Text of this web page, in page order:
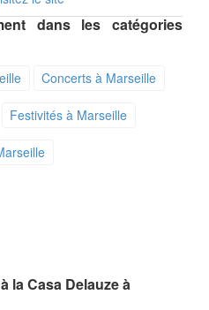
dans les catégories
Concerts à Marseille
Festivités à Marseille
la Casa Delauze à